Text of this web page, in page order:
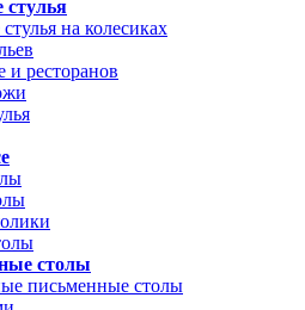
на колесиках
и ресторанов
столы
письменные столы